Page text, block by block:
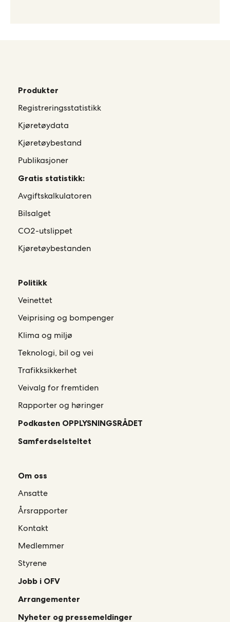
Produkter
Registreringsstatistikk
Kjøretøydata
Kjøretøybestand
Publikasjoner
Gratis statistikk:
Avgiftskalkulatoren
Bilsalget
CO2-utslippet
Kjøretøybestanden
Politikk
Veinettet
Veiprising og bompenger
Klima og miljø
Teknologi, bil og vei
Trafikksikkerhet
Veivalg for fremtiden
Rapporter og høringer
Podkasten OPPLYSNINGSRÅDET
Samferdselsteltet
Om oss
Ansatte
Årsrapporter
Kontakt
Medlemmer
Styrene
Jobb i OFV
Arrangementer
Nyheter og pressemeldinger